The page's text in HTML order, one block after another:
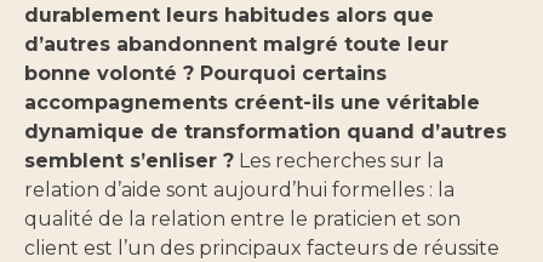
durablement leurs habitudes alors que
d’autres abandonnent malgré toute leur
bonne volonté ? Pourquoi certains
accompagnements créent-ils une véritable
dynamique de transformation quand d’autres
semblent s’enliser ? Les recherches sur la
relation d’aide sont aujourd’hui formelles : la
qualité de la relation entre le praticien et son
client est l’un des principaux facteurs de réussite